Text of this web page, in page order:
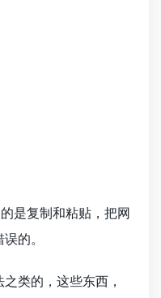
是复制和粘贴，把网
的。
类的，这些东西，